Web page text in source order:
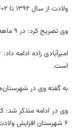
ولادت از سال ۱۳۹۲ تا ۱۴۰۲ در استان کاهشی بوده است.
وی تصریح کرد: در ۹ ماهه امسال ۱۱ هزار و ۳۰ ولادت ثبت شده که نسبت مدت مشابه آن ۳.۵ درصد کاهش داشته است.
است.
به گفته وی در
۶ شهرستان افزایش ولادت را داشته‌ایم.